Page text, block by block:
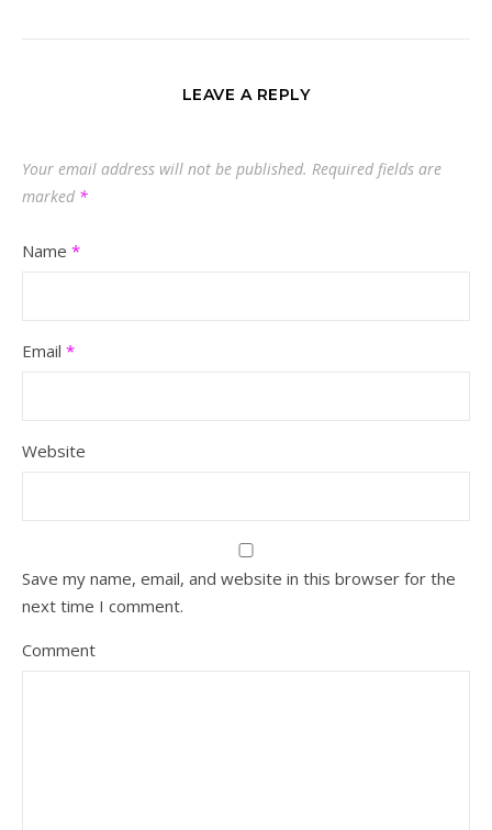
LEAVE A REPLY
Your email address will not be published. Required fields are
marked *
Name *
Email *
Website
Save my name, email, and website in this browser for the
next time I comment.
Comment